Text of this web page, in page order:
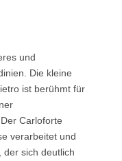
und
Die kleine
ist berühmt für
Carloforte
verarbeitet und
der sich deutlich